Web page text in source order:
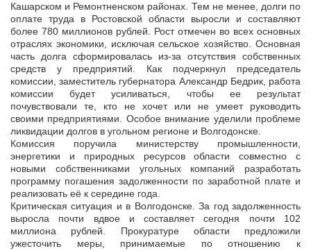
Кашарском и Ремонтненском районах. Тем не менее, долги по
оплате труда в Ростовской области выросли и составляют
более 780 миллионов рублей. Рост отмечен во всех основных
отраслях экономики, исключая сельское хозяйство. Основная
часть долга сформировалась из-за отсутствия собственных
средств у предприятий. Как подчеркнул председатель
комиссии, заместитель губернатора Александр Бедрик, работа
комиссии будет усиливаться, чтобы ее результат
почувствовали те, кто не хочет или не умеет руководить
своими предприятиями. Особое внимание уделили проблеме
ликвидации долгов в угольном регионе и Волгодонске.
Комиссия поручила министерству промышленности,
энергетики и природных ресурсов области совместно с
новыми собственниками угольных компаний разработать
программу погашения задолженности по заработной плате и
реализовать её к середине года.
Критическая ситуация и в Волгодонске. За год задолженность
выросла почти вдвое и составляет сегодня почти 102
миллиона рублей. Прокуратуре области предложили
ужесточить меры, принимаемые по отношению к